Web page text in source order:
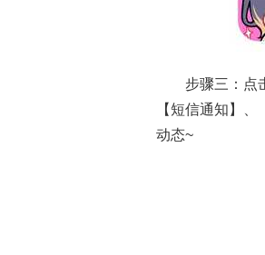
步骤三：点
【短信通知】
动态~